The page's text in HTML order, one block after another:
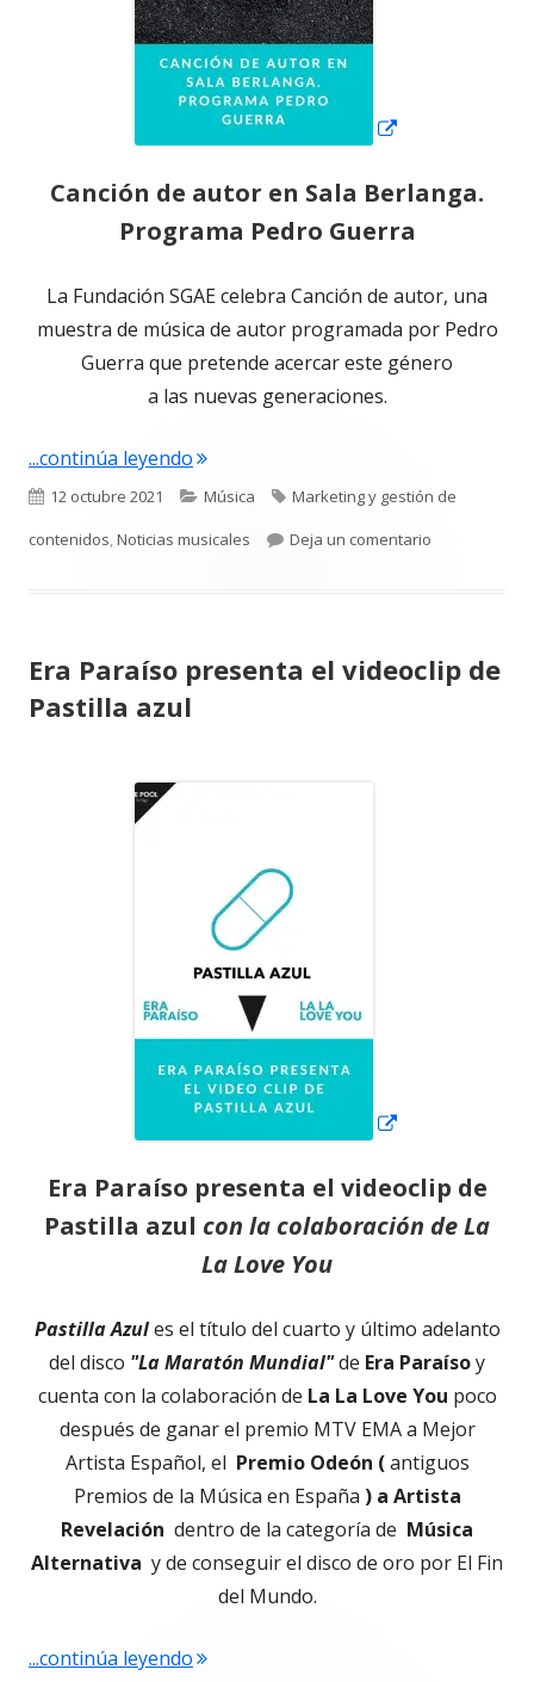
Canción de autor en Sala Berlanga.
Programa Pedro Guerra
La Fundación SGAE celebra Canción de autor, una
muestra de música de autor programada por Pedro
Guerra que pretende acercar este género
a las nuevas generaciones.
...continúa leyendo"Canción de autor en Sala Berlanga.
Publicado
el
12 octubre 2021 Categorías
Música Etiquetas
Marketing y gestión de
contenidos,Noticias musicales Deja un comentario
Era Paraíso presenta el videoclip de
Pastilla azul
Era Paraíso presenta el videoclip de
Pastilla azul con la colaboración deLa
La Love You
Pastilla Azul es el título del cuarto y último adelanto
del disco "La Maratón Mundial"de Era Paraísoy
cuenta con la colaboración de La La Love You poco
después de ganar el premio MTV EMA a Mejor
Artista Español, el Premio Odeón (antiguos
Premios de la Música en España ) a Artista
Revelación dentro de la categoría de Música
Alternativa y de conseguir el disco de oro por El Fin
del Mundo.
...continúa leyendo"Era Paraíso presenta el videoclip de